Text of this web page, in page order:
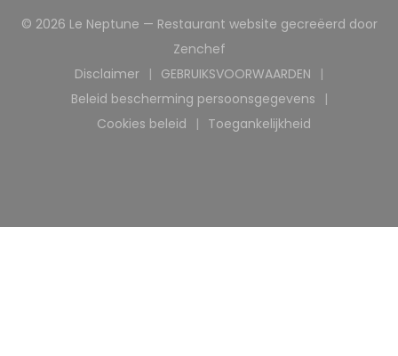
© 2026 Le Neptune — Restaurant website gecreëerd door
Zenchef((opent in een nieuw
Disclaimer
((opent in een nieuw venster))
GEBRUIKSVOORWAARDEN
((opent in een nieuw
Beleid bescherming persoonsgegevens
((opent in een nieuw venster))
Cookies beleid
((opent in een nieuw venster))
Toegankelijkheid
((opent in een nieuw